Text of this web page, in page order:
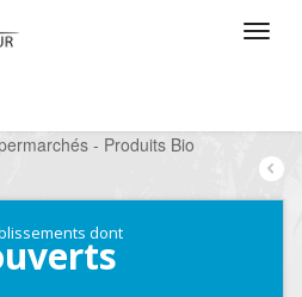
- Produits Bio
dont